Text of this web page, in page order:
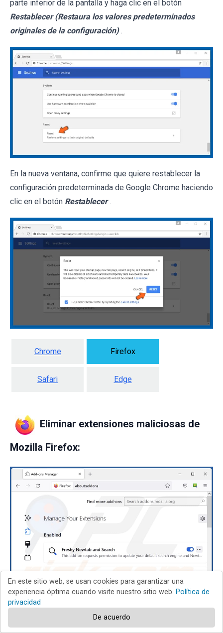
parte inferior de la pantalla y haga clic en el botón
Restablecer (Restaura los valores predeterminados
originales de la configuración) .
En la nueva ventana, confirme que quiere restablecer la
configuración predeterminada de Google Chrome haciendo
clic en el botón Restablecer .
Chrome Firefox
Safari Edge
Eliminar extensiones maliciosas de
Mozilla Firefox:
En este sitio web, se usan cookies para garantizar una
experiencia óptima cuando visite nuestro sitio web. Política de
privacidad
De acuerdo